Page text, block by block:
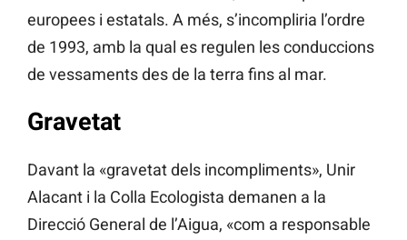
europees i estatals. A més, s’incompliria l’ordre
de 1993, amb la qual es regulen les conduccions
de vessaments des de la terra fins al mar.
Gravetat
Davant la «gravetat dels incompliments», Unir
Alacant i la Colla Ecologista demanen a la
Direcció General de l’Aigua, «com a responsable